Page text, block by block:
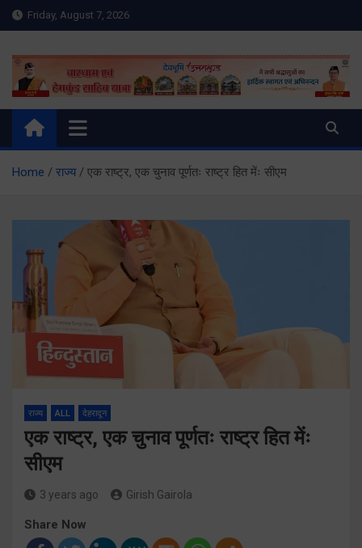
Skip
to
Friday, August 7, 2026
Meru Raibar | Uttarakhand
News | Uttarkashi News
meruraibar.com
Home राज्य एक राष्ट्र, एक चुनाव पूर्णतः राष्ट्र हित मेंः सीएम
राज्य ALL देहरादून
एक राष्ट्र, एक चुनाव पूर्णतः राष्ट्र हित मेंः
सीएम
3 years ago Girish Gairola
Share Now